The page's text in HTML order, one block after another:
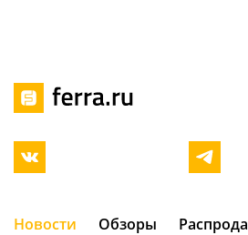
Новости Обзоры